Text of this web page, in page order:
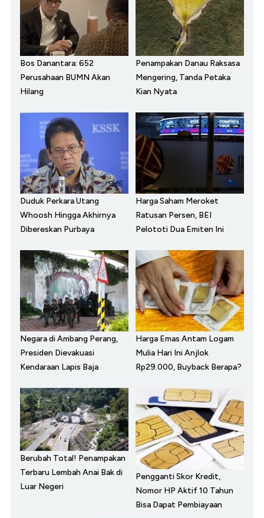
Bos Danantara: 652
Perusahaan BUMN Akan
Hilang
Penampakan Danau Raksasa
Mengering, Tanda Petaka
Kian Nyata
Duduk Perkara Utang
Whoosh Hingga Akhirnya
Dibereskan Purbaya
Harga Saham Meroket
Ratusan Persen, BEI
Pelototi Dua Emiten Ini
Negara di Ambang Perang,
Presiden Dievakuasi
Kendaraan Lapis Baja
Harga Emas Antam Logam
Mulia Hari Ini Anjlok
Rp29.000, Buyback Berapa?
Berubah Total! Penampakan
Terbaru Lembah Anai Bak di
Luar Negeri
Pengganti Skor Kredit,
Nomor HP Aktif 10 Tahun
Bisa Dapat Pembiayaan